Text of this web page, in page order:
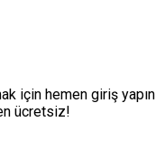
için hemen giriş yapın
ücretsiz!